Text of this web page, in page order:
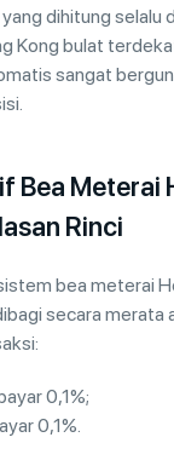
dihitung selalu
Kong bulat
sangat
Bea Meterai
Rinci
bea meterai
secara merata
0,1%;
0,1%.